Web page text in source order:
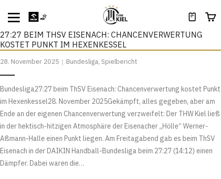
27:27 BEIM THSV EISENACH: CHANCENVERWERTUNG
KOSTET PUNKT IM HEXENKESSEL
28. November 2025 Bundesliga, Spielbericht
Bundesliga27:27 beim ThSV Eisenach: Chancenverwertung kostet Punkt
im Hexenkessel28. November 2025Gekämpft, alles gegeben, aber am
Ende an der eigenen Chancenverwertung verzweifelt: Der THW Kiel ließ
in der hektisch-hitzigen Atmosphäre der Eisenacher „Hölle“ Werner-
Aßmann-Halle einen Punkt liegen. Am Freitagabend gab es beim ThSV
Eisenach in der DAIKIN Handball-Bundesliga beim 27:27 (14:12) einen
Dämpfer. Dabei waren die…